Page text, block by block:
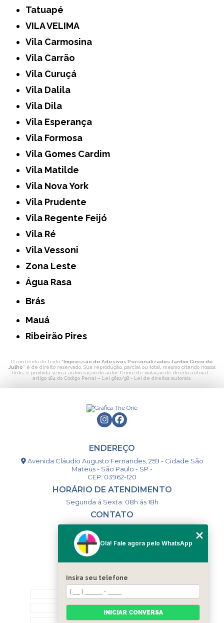
Tatuapé
VILA VELIMA
Vila Carmosina
Vila Carrão
Vila Curuçá
Vila Dalila
Vila Dila
Vila Esperança
Vila Formosa
Vila Gomes Cardim
Vila Matilde
Vila Nova York
Vila Prudente
Vila Regente Feijó
Vila Ré
Vila Vessoni
Zona Leste
Água Rasa
Brás
Mauá
Ribeirão Pires
O conteúdo do texto "Impressão de Adesivos Personalizados Jardim Cinco de
Julho" é de direito reservado. Sua reprodução, parcial ou total, mesmo citando nossos
links, é proibida sem a autorização do autor. Crime de violação de direito autoral –
artigo 184 do Código Penal – Lei 9610/98 - Lei de direitos autorais
ENDEREÇO
Avenida Cláudio Augusto Fernandes, 259 - Cidade São
Mateus - São Paulo - SP -
CEP: 03962-120
HORÁRIO DE ATENDIMENTO
Segunda á Sexta: 08h ás 18h
CONTATO
(11) 98993-9556
togsm1@gmail.com
MENU
HOME
Olá! Fale agora pelo WhatsApp
Insira seu telefone
INICIAR CONVERSA